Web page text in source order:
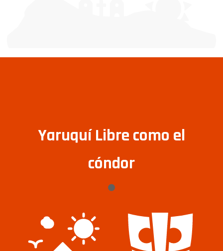
Yaruquí Libre como el
cóndor